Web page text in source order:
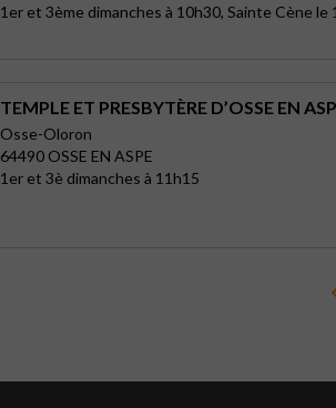
1er et 3ème dimanches à 10h30, Sainte Cène le
TEMPLE ET PRESBYTÈRE D’OSSE EN
Osse-Oloron
64490 OSSE EN ASPE
1er et 3è dimanches à 11h15